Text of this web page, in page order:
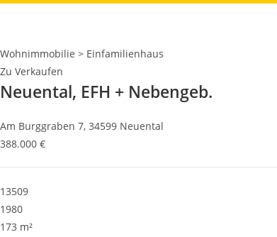
Wohnimmobilie > Einfamilienhaus
Zu Verkaufen
Neuental, EFH + Nebengeb.
Am Burggraben 7, 34599 Neuental
388.000 €
13509
1980
173 m²